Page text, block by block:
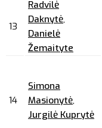
13
Radvilė
Daknytė,
Danielė
Žemaityte
14
Simona
Masionytė,
Jurgilė Kuprytė